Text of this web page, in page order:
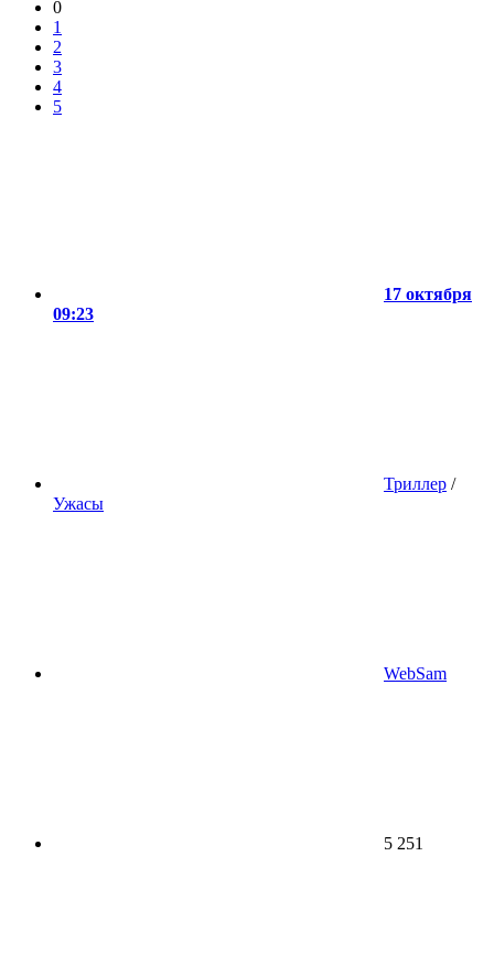
0
1
2
3
4
5
17 октября
09:23
Триллер /
Ужасы
WebSam
5 251